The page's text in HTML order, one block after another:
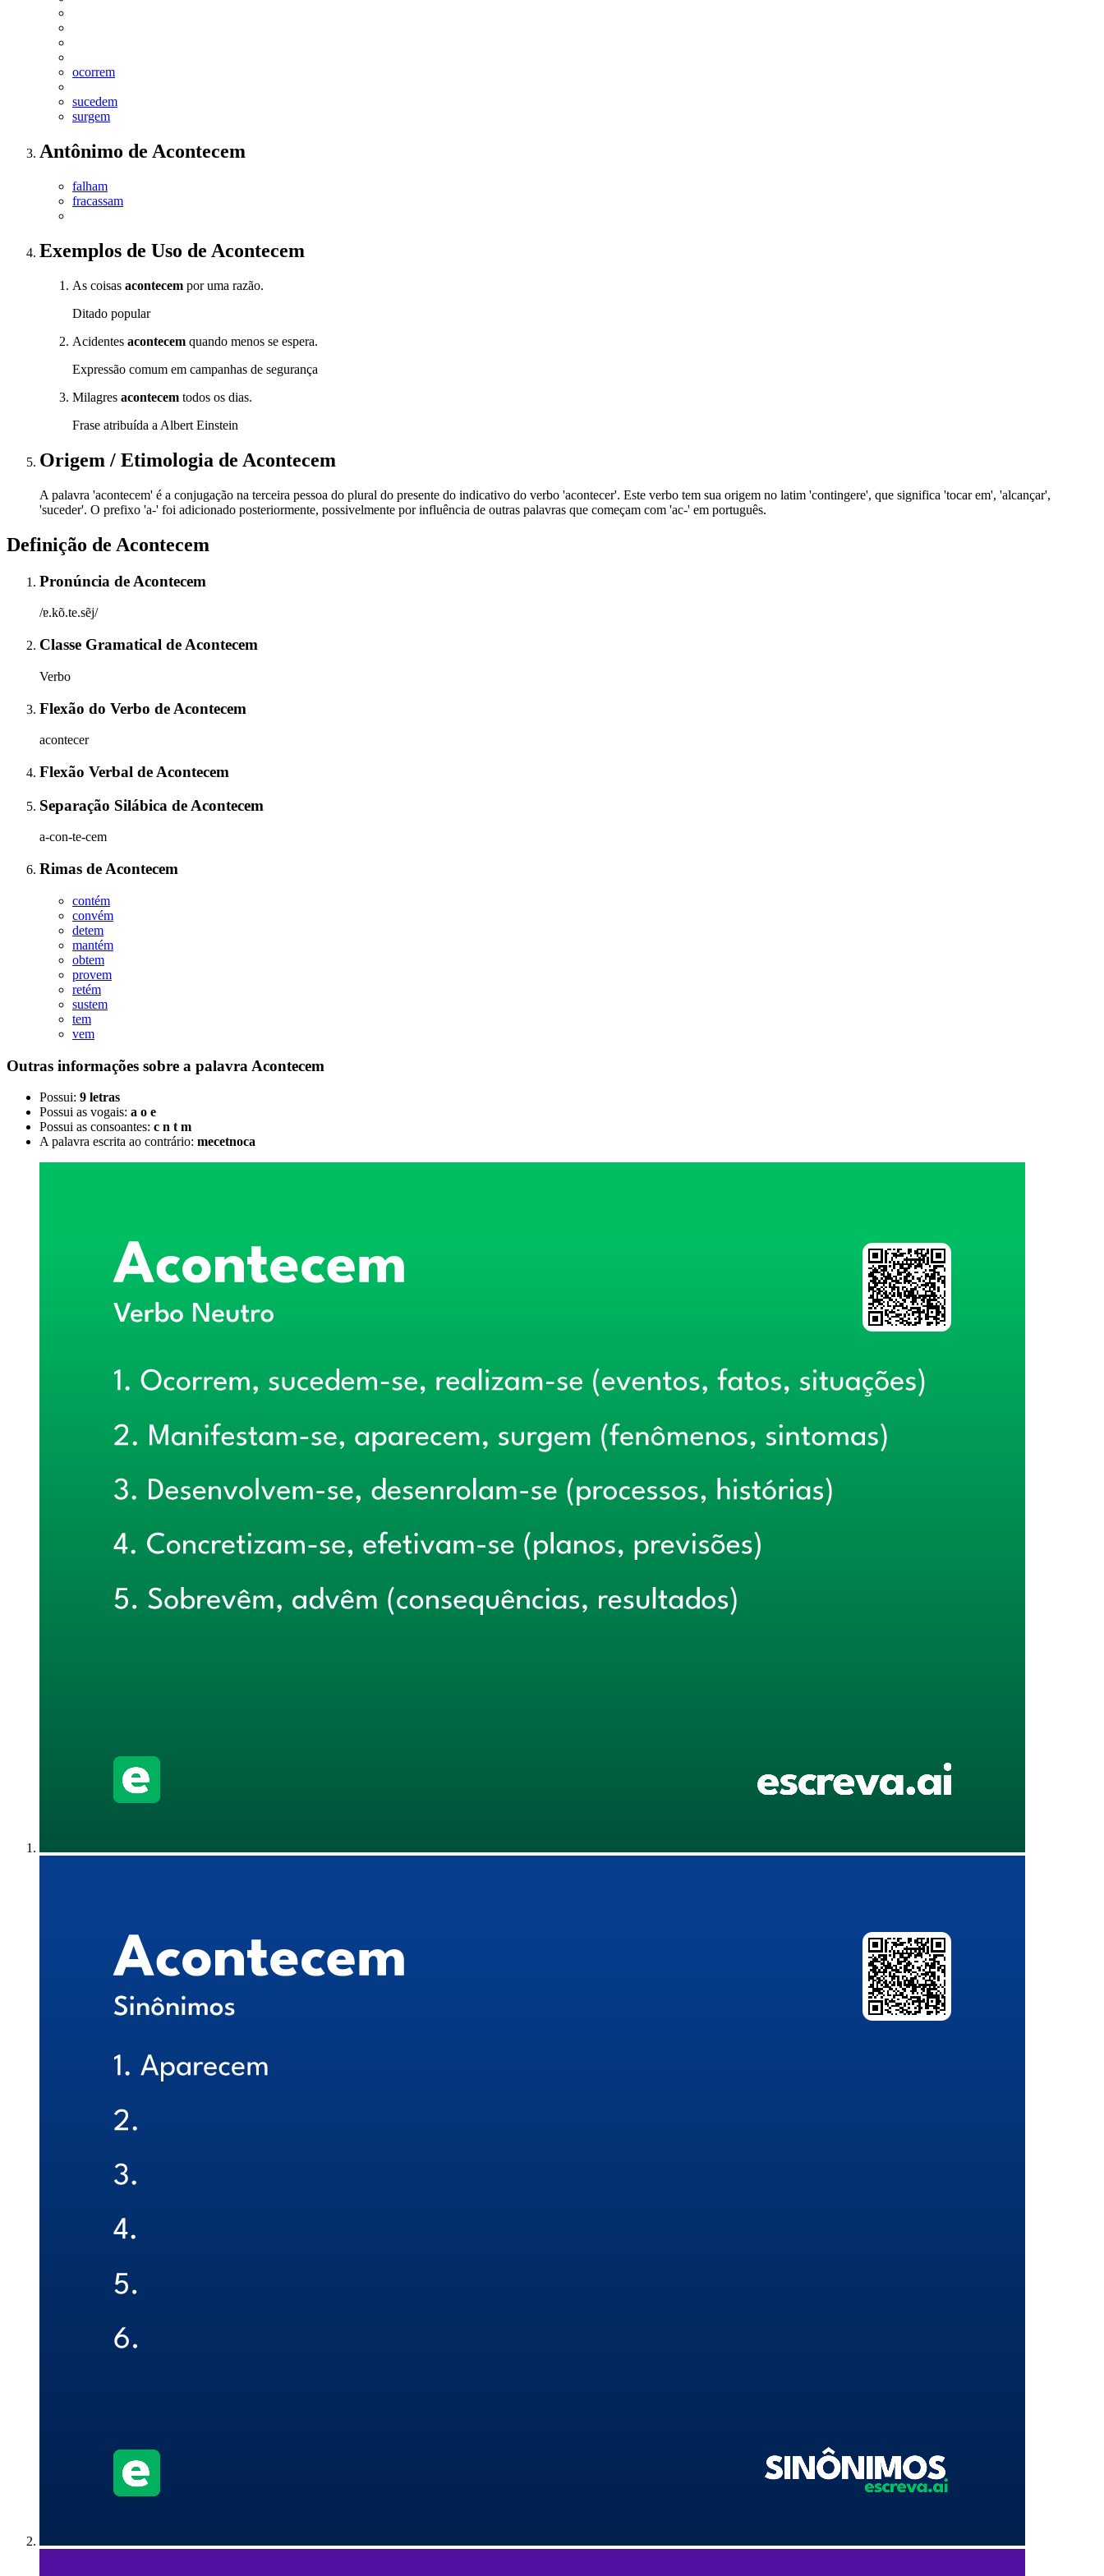
ocorrem
sucedem
surgem
Antônimo de Acontecem
falham
fracassam
Exemplos de Uso de Acontecem
As coisas acontecem por uma razão.
Ditado popular
Acidentes acontecem quando menos se espera.
Expressão comum em campanhas de segurança
Milagres acontecem todos os dias.
Frase atribuída a Albert Einstein
Origem / Etimologia de Acontecem
A palavra 'acontecem' é a conjugação na terceira pessoa do plural do presente do indicativo do verbo 'acontecer'. Este verbo tem sua origem no latim 'contingere', que significa 'tocar em', 'alcançar',
'suceder'. O prefixo 'a-' foi adicionado posteriormente, possivelmente por influência de outras palavras que começam com 'ac-' em português.
Definição de Acontecem
Pronúncia de Acontecem
/ɐ.kõ.te.sẽj/
Classe Gramatical de Acontecem
Verbo
Flexão do Verbo de Acontecem
acontecer
Flexão Verbal de Acontecem
Separação Silábica de Acontecem
a-con-te-cem
Rimas de Acontecem
contém
convém
detem
mantém
obtem
provem
retém
sustem
tem
vem
Outras informações sobre a palavra Acontecem
Possui: 9 letras
Possui as vogais: a o e
Possui as consoantes: c n t m
A palavra escrita ao contrário: mecetnoca